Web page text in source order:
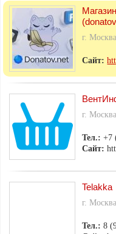
г. Москва
Сайт:
г. Москва
Тел.:+7
Сайт:
Telakka
г. Москва
Тел.:8